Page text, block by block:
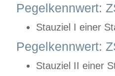
Pegelkennwert:
Stauziel I einer
Pegelkennwert:
Stauziel II einer